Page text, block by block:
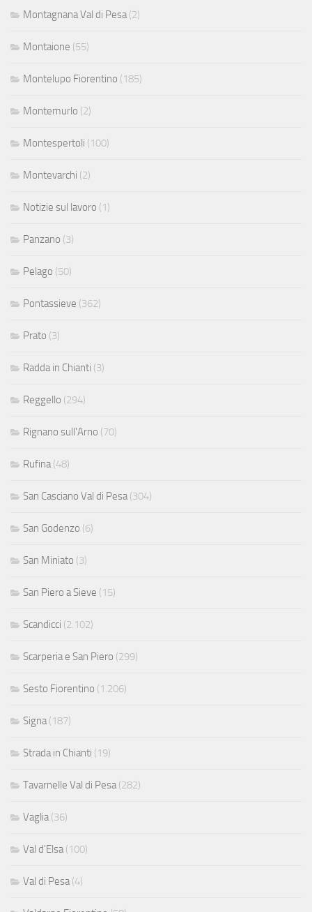
Montagnana Val di Pesa(2)
Montaione (55)
Montelupo Fiorentino (185)
Montemurlo (2)
Montespertoli (100)
Montevarchi (2)
Notizie sul lavoro (1)
Panzano (3)
Pelago (50)
Pontassieve (362)
Prato (3)
Radda in Chianti (3)
Reggello (294)
Rignano sull'Arno (70)
Rufina(48)
San Casciano Val di Pesa(304)
San Godenzo (6)
San Miniato (3)
San Piero a Sieve (15)
Scandicci (2.102)
Scarperia e San Piero (299)
Sesto Fiorentino (1.206)
Signa(187)
Strada in Chianti (19)
Tavarnelle Val di Pesa(282)
Vaglia(36)
Val d'Elsa(100)
Val di Pesa(4)